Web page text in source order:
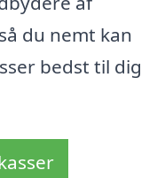
du nemt kan
bedst til dig